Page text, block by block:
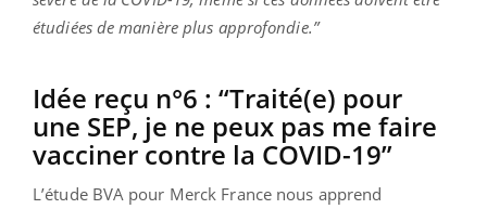
étudiées de manière plus approfondie.”
Idée reçu n°6 : “Traité(e) pour
une SEP, je ne peux pas me faire
vacciner contre la COVID-19”
L’étude BVA pour Merck France nous apprend